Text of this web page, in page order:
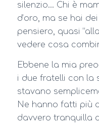
silenzio… Chi è
d’oro, ma se hai
pensiero, quasi
vedere cosa
Ebbene la mia
i due fratelli con la
stavano
Ne hanno fatti più
davvero tranquilla